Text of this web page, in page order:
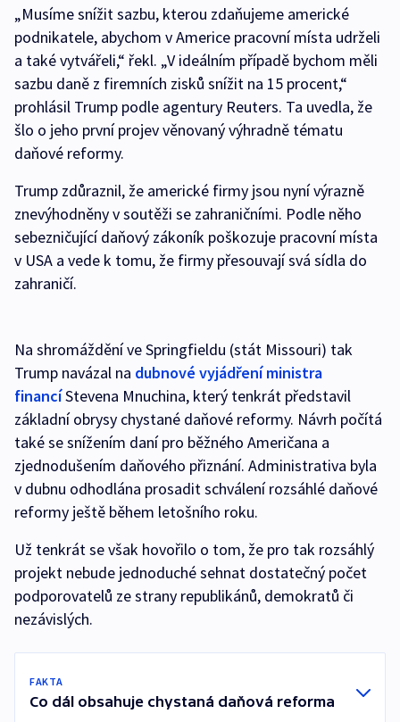
„Musíme snížit sazbu, kterou zdaňujeme americké
podnikatele, abychom v Americe pracovní místa udrželi
a také vytvářeli,“ řekl. „V ideálním případě bychom měli
sazbu daně z firemních zisků snížit na 15 procent,“
prohlásil Trump podle agentury Reuters. Ta uvedla, že
šlo o jeho první projev věnovaný výhradně tématu
daňové reformy.
Trump zdůraznil, že americké firmy jsou nyní výrazně
znevýhodněny v soutěži se zahraničními. Podle něho
sebezničující daňový zákoník poškozuje pracovní místa
v USA a vede k tomu, že firmy přesouvají svá sídla do
zahraničí.
Na shromáždění ve Springfieldu (stát Missouri) tak
Trump navázal na dubnové vyjádření ministra
financíStevena Mnuchina, který tenkrát představil
základní obrysy chystané daňové reformy. Návrh počítá
také se snížením daní pro běžného Američana a
zjednodušením daňového přiznání. Administrativa byla
v dubnu odhodlána prosadit schválení rozsáhlé daňové
reformy ještě během letošního roku.
Už tenkrát se však hovořilo o tom, že pro tak rozsáhlý
projekt nebude jednoduché sehnat dostatečný počet
podporovatelů ze strany republikánů, demokratů či
nezávislých.
FAKTA
Co dál obsahuje chystaná daňová reforma